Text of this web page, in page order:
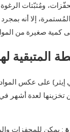
ومُثبّتات
إلا أنه بمجرد
على عكس المواد الخام
: يمكن للمحفزات